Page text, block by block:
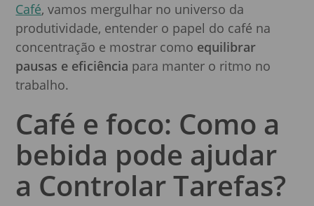
Café, vamos mergulhar no universo da
produtividade, entender o papel do café na
concentração e mostrar como equilibrar
pausas e eficiência para manter o ritmo no
trabalho.
Café e foco: Como a
bebida pode ajudar
a Controlar Tarefas?